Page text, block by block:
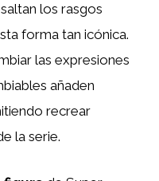
los rasgos
forma tan icónica.
las expresiones
añaden
recrear
la serie.